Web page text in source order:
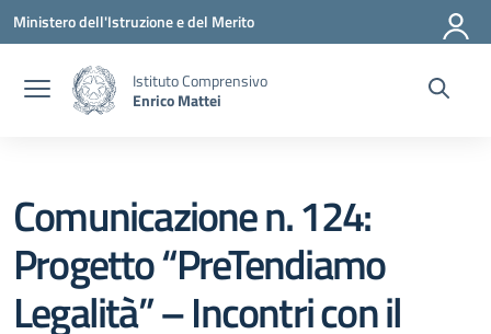
Vai ai contenuti
Vai al menu di navigazione
Vai al footer
Ministero dell'Istruzione e del Merito
Istituto Comprensivo
Enrico Mattei
Comunicazione n. 124:
Progetto “PreTendiamo
Legalità” – Incontri con il